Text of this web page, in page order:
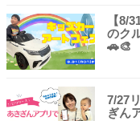
【8/
のク
🚗🎨
7/27
ぎん